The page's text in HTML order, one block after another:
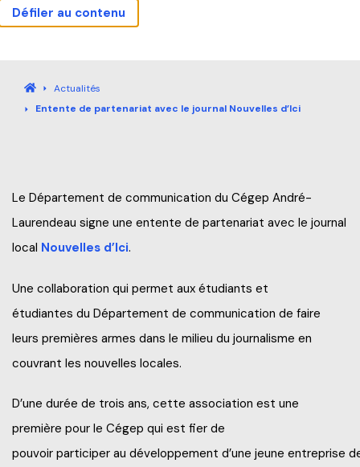
Défiler au contenu
Actualités Carrières
Accueil
Explorez nos programmes
Baccalauréat international (IB)
Laboratoire intégré de formation technique (LIFT)
Étapes de l’admission
Portes ouvertes 2025-2026
Formation continue
Explorer nos programmes (AEC et RAC)
Admission et frais de scolarité
Perfectionnements professionnels
Francisation
Pourquoi André-Laurendeau
Entreprises
Nos services
Catalogue de formation
Grand public
Politiques et documents officiels
AccueilActualités
Entente de partenariat avec le journal Nouvelles d’Ici
Le Département de communication du Cégep André-
Laurendeau signe une entente de partenariat avec le journal
local Nouvelles d’Ici.
Une collaboration qui permet aux étudiants et
étudiantes du Département de communication de faire
leurs premières armes dans le milieu du journalisme en
couvrant les nouvelles locales.
D’une durée de trois ans, cette association est une
première pour le Cégep qui est fier de
pouvoir participer au développement d’une jeune entreprise